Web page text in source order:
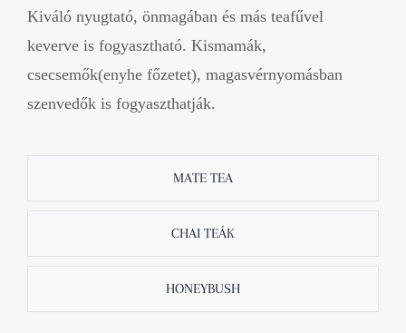
Kiváló nyugtató, önmagában és más teafűvel
keverve is fogyasztható. Kismamák,
csecsemők(enyhe főzetet), magasvérnyomásban
szenvedők is fogyaszthatják.
MATE TEA
CHAI TEÁK
HONEYBUSH